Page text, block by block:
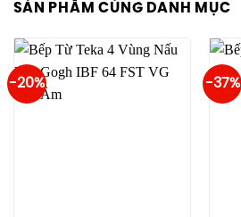
SẢN PHẨM CÙNG DANH MỤC
-20% -37%